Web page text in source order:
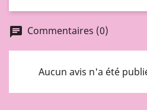
chat Commentaires (0)
Aucun avis n'a été